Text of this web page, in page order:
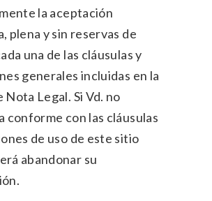
la aceptación
plena y sin reservas de
una de las cláusulas y
generales incluidas en la
Legal. Si Vd. no
conforme con las cláusulas
de uso de este sitio
abandonar su